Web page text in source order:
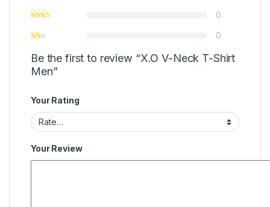
0
0
Be the first to review “X.O V-Neck T-Shirt
Men”
Your Rating
Your Review